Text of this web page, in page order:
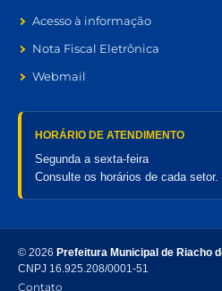
Acesso à informação
Nota Fiscal Eletrônica
Webmail
HORÁRIO DE ATENDIMENTO
Segunda a sexta-feira
Consulte os horários de cada setor.
© 2026 Prefeitura Municipal de Riacho
CNPJ 16.925.208/0001-51
Contato